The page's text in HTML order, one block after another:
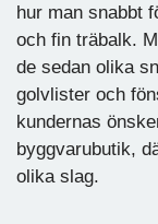
hur man snabbt
och fin träbalk.
de sedan olika
golvlister och
kundernas
byggvarubutik,
olika slag.